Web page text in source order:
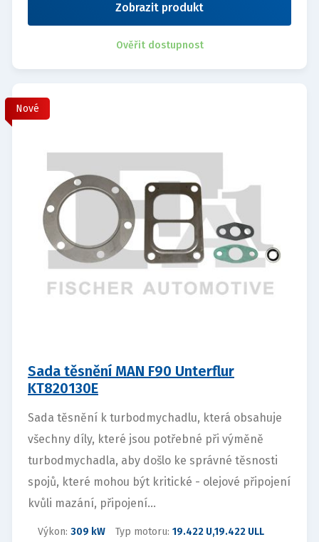
Zobrazit produkt
Ověřit dostupnost
Nové
Sada těsnění MAN F90 Unterflur
KT820130E
Sada těsnění k turbodmychadlu, která obsahuje
všechny díly, které jsou potřebné při výměně
turbodmychadla, aby došlo ke správné těsnosti
spojů, které mohou být kritické - olejové připojení
kvůli mazání, připojení...
Výkon: 309 kW Typ motoru: 19.422 U,19.422 ULL